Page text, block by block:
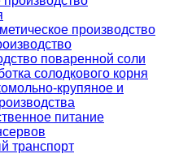
производство
поваренной соли
солодкового корня
крупяное и
питание
транспорт